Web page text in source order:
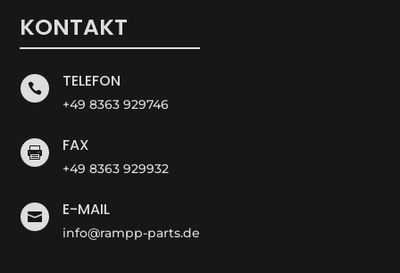
KONTAKT
 TELEFON
+49 8363 929746
 FAX
+49 8363 929932
 E-MAIL
info@rampp-parts.de